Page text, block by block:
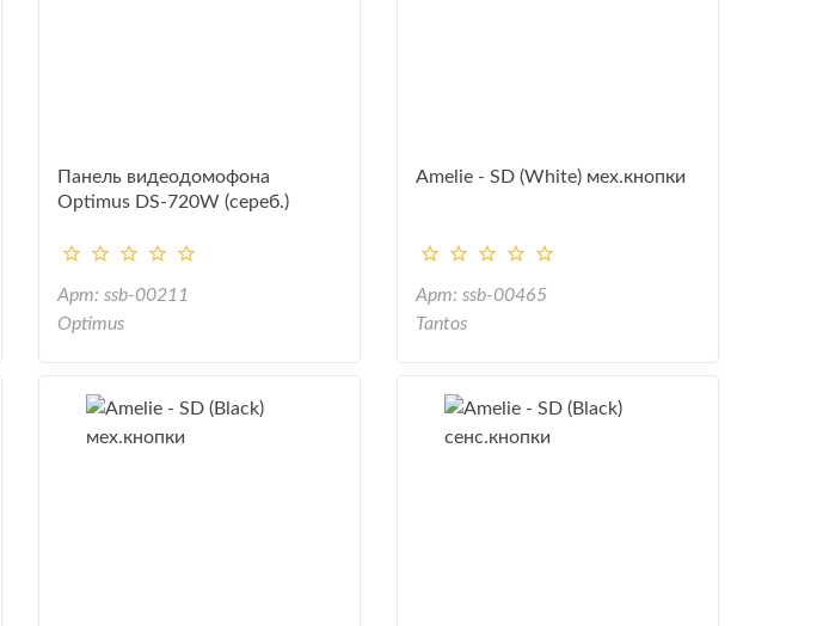
Панель видеодомофона
Optimus DS-720W (сереб.)
Арт: ssb-00211
Optimus
Amelie - SD (White) мех.кнопки
Арт: ssb-00465
Tantos